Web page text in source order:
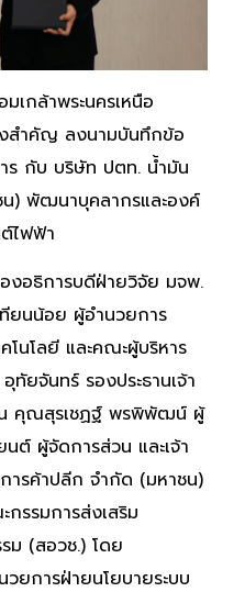
เกล้าพระนครเหนือ
สำคัญ ลงนามบันทึกข้อ
ร กับ บริษัท ปตท. น้ำมัน
) พัฒนาบุคลากรและองค์
ไฟฟ้า
งอธิการบดีฝ่ายวิจัย มจพ.
ยนน้อย ผู้อำนวยการ
โนโลยี และคณะผู้บริหาร
ยจันทร์ รองประธานเจ้า
น คุณสุรเชฏฐ์ พรพิพัฒน์ ผู้
ต์ ผู้จัดการส่วน และเจ้า
ารค้าปลีก จำกัด (มหาชน)
รรมการส่งเสริม
ม (สอวช.) โดย
ยการฝ่ายนโยบายระบบ